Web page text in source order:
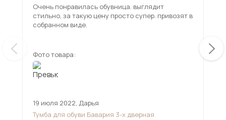
Очень понравилась обувница. выглядит
стильно, за такую цену просто супер. привозят в
собранном виде.
Фото товара:
19 июля 2022, Дарья
Тумба для обуви Бавария 3-х дверная